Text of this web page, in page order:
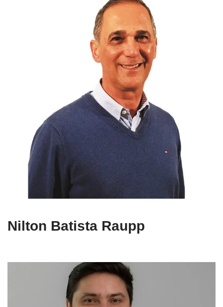
Nilton Batista Raupp